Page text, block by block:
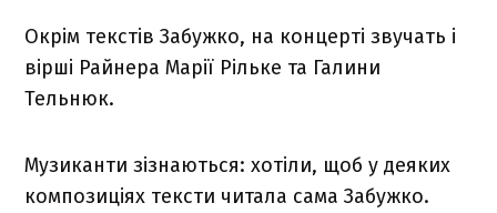
Окрім текстів Забужко, на концерті звучать і
вірші Райнера Марії Рільке та Галини
Тельнюк.
Музиканти зізнаються: хотіли, щоб у деяких
композиціях тексти читала сама Забужко.